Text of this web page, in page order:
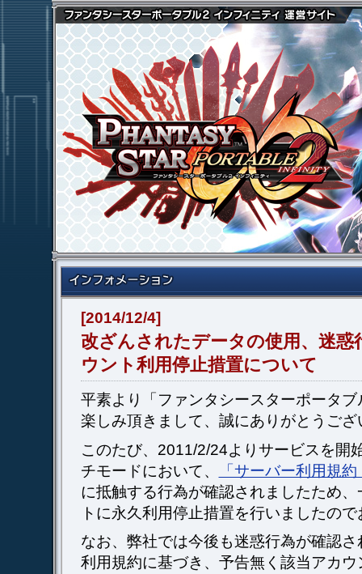
[2014/12/4]
改ざんされたデータの使用、迷
ウント利用停止措置について
平素より「ファンタシースターポータ
楽しみ頂きまして、誠にありがとうござ
このたび、2011/2/24よりサービスを開
チモードにおいて、
「サーバー利用規約
に抵触する行為が確認されましたため
トに永久利用停止措置を行いましたの
なお、弊社では今後も迷惑行為が確認
利用規約に基づき、予告無く該当アカ